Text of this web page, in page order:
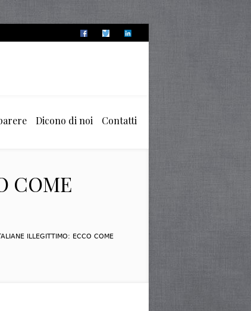
Dicono di noi Contatti
COME
ILLEGITTIMO: ECCO COME